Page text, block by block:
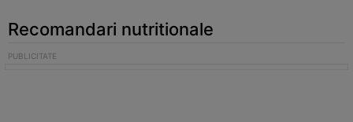
Recomandari nutritionale